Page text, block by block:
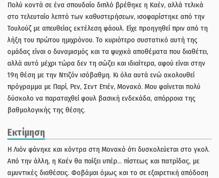
Πολύ κοντά σε ένα σπουδαίο διπλό βρέθηκε η Καέν, αλλά τελικά
στο τελευταίο λεπτό των καθυστερήσεων, ισοφαρίστηκε από την
Τουλούζ με απευθείας εκτέλεση φάουλ. Είχε προηγηθεί πριν από τη
λήξη του πρώτου ημιχρόνου. Το κυριότερο συστατικό αυτή της
ομάδας είναι ο δυναμισμός και τα ψυχικά αποθέματα που διαθέτει,
αλλά αυτό μέχρι τώρα δεν τη σώζει και ιδιαίτερα, αφού είναι στην
19η θέση με την Ντιζόν ισόβαθμη. Κι όλα αυτά ενώ ακολουθεί
πρόγραμμα με Παρί, Ρεν, Σεντ Ετιέν, Μονακό. Μου φαίνεται πολύ
δύσκολο να παραταχθεί φουλ βασική ενδεκάδα, απόρροια της
βαθμολογικής της θέσης.
Εκτίμηση
Η Λιόν φάνηκε και κόντρα στη Μονακό ότι δυσκολεύεται στο γκολ.
Από την άλλη, η Καέν θα παίξει υπέρ… πίστεως και πατρίδας, με
αμυντικές διαθέσεις. Φοβάμαι όμως και το σε εξαιρετική απόδοση